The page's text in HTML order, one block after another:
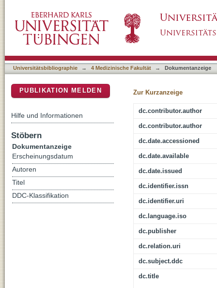
Universitätsbibliographie → 4 Medizinische Fakultät → Dokumentanzeige
Zur Kurzanzeige
dc.contributor.author
dc.contributor.author
dc.date.accessioned
dc.date.available
dc.date.issued
dc.identifier.issn
dc.identifier.uri
dc.language.iso
dc.publisher
dc.relation.uri
dc.subject.ddc
dc.title
PUBLIKATION MELDEN
Hilfe und Informationen
Stöbern
Dokumentanzeige
Erscheinungsdatum
Autoren
Titel
DDC-Klassifikation